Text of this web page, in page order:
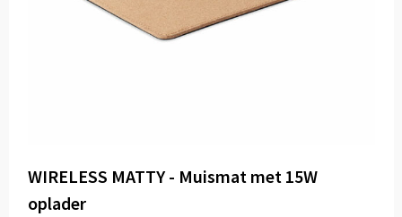
WIRELESS MATTY - Muismat met 15W
oplader